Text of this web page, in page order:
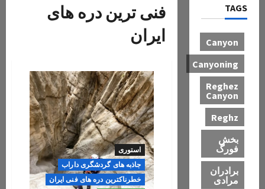
فنی ترین دره های
ایران
استوری
جاذبه های گردشگری داراب
خطرناکترین دره های فنی ایران
TAGS
Canyon
Canyoning
Reghez
Canyon
Reghz
بخش
فورگ
برادران
مرادی